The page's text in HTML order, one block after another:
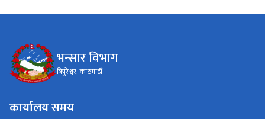
भन्सार विभाग
त्रिपुरेश्वर, काठमाडौं
कार्यालय समय